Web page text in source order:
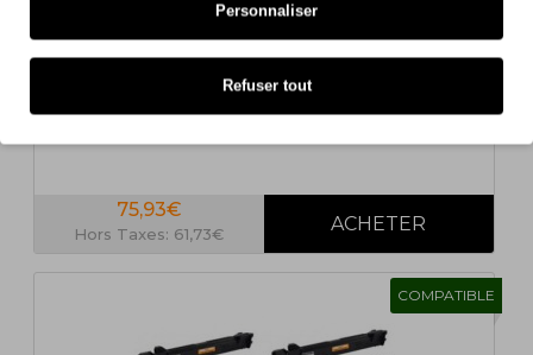
10 Toner Compatibles, Brother TN-2410 / TN-2420
75,93€
Hors Taxes: 61,73€
COMPATIBLE
Personnaliser
Refuser tout